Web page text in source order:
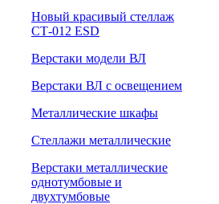
Новый красивый стеллаж
СТ-012 ESD
Верстаки модели ВЛ
Верстаки ВЛ с освещением
Металлические шкафы
Стеллажи металлические
Верстаки металлические
однотумбовые и
двухтумбовые